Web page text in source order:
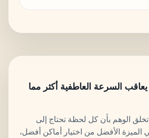
يعاقب السرعة العاطفية أكثر مما
الوهم بأن كل لحظة تحتاج إلى
الميزة الأفضل من اختيار أماكن أفضل،